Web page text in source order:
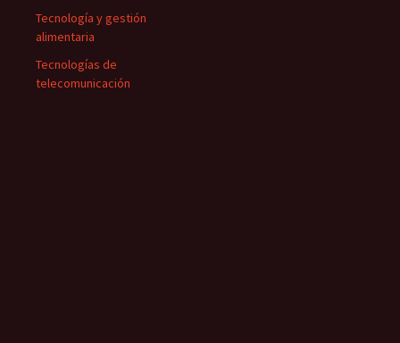
Tecnología y gestión
alimentaria
Tecnologías de
telecomunicación